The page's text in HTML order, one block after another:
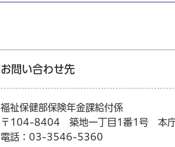
お問い合わせ先
福祉保健部保険年金課給付係
〒104-8404 築地一丁目1番1号 本
電話：03-3546-5360